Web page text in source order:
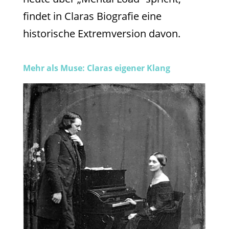
findet in Claras Biografie eine
historische Extremversion davon.
Mehr als Muse: Claras eigener Klang